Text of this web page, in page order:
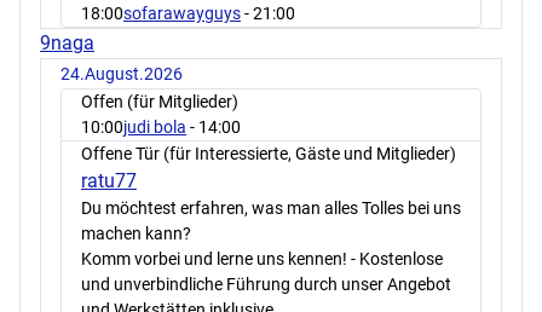
18:00sofarawayguys- 21:00
9naga
24.August.2026
Offen (für Mitglieder)
10:00judi bola - 14:00
Offene Tür (für Interessierte, Gäste und Mitglieder)
ratu77
Du möchtest erfahren, was man alles Tolles bei uns
machen kann?
Komm vorbei und lerne uns kennen! - Kostenlose
und unverbindliche Führung durch unser Angebot